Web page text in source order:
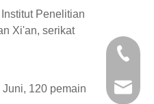
Penelitian
Xi'an, serikat
120 pemain
+86-
+86-